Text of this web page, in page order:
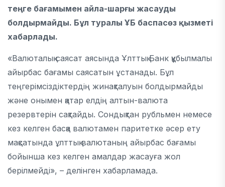
теңге бағамымен айла-шарғы жасауды
болдырмайды. Бұл туралы ҰБ баспасөз қызметі
хабарлады.
«Валюталық саясат аясында Ұлттық Банк құбылмалы
айырбас бағамы саясатын ұстанады. Бұл
теңгерімсіздіктердің жинақталуын болдырмайды
және онымен қатар елдің алтын-валюта
резервтерін сақтайды. Сондықтан рубльмен немесе
кез келген басқа валютамен паритетке әсер ету
мақсатында ұлттық валютаның айырбас бағамы
бойынша кез келген амалдар жасауға жол
берілмейді», – делінген хабарламада.